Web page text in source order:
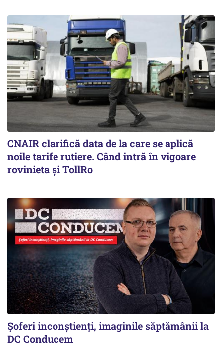
CNAIR clarifică data de la care se aplică
noile tarife rutiere. Când intră în vigoare
rovinieta și TollRo
Şoferi inconştienţi, imaginile săptămânii la
DC Conducem